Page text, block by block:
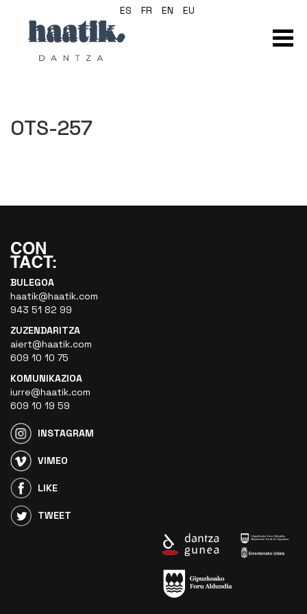
ES FR EN EU
OTS-257
BULEGOA
haatik@haatik.com
943 51 82 99
ZUZENDARITZA
aiert@haatik.com
609 10 10 75
KOMUNIKAZIOA
iurre@haatik.com
609 10 19 59
INSTAGRAM
VIMEO
LIKE
TWEET